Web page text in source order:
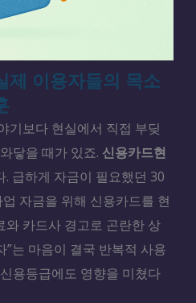
제 이용자들의 목소
기보다 현실에서 직접 부딪
닿을 때가 있죠. 신용카드현
급하게 자금이 필요했던 30
자금을 위해 신용카드를 현
와 카드사 경고로 곤란한 상
”는 마음이 결국 반복적 사용
용등급에도 영향을 미쳤다